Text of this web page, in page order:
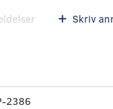
Skriv
2386